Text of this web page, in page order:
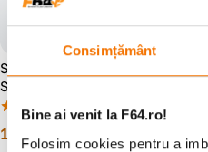
Consimțământ
Bine ai venit la F64.ro!
Folosim cookies pentru a
SmallRig 3766 Maner
Superior NATO
169 lei